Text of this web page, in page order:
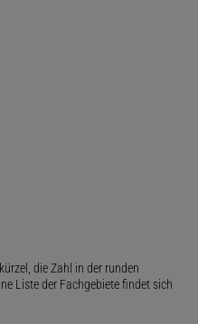
die Zahl in der runden
Liste der Fachgebiete findet sich